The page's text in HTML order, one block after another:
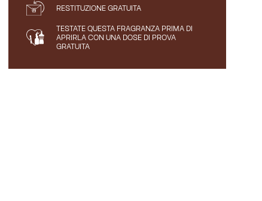
RESTITUZIONE GRATUITA
TESTATE QUESTA FRAGRANZA PRIMA DI
APRIRLA CON UNA DOSE DI PROVA
GRATUITA